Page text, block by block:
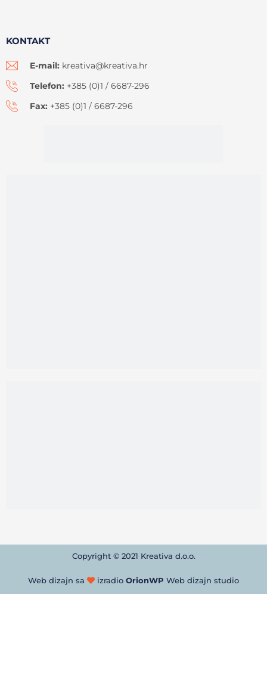
KONTAKT
E-mail: kreativa@kreativa.hr
Telefon: +385 (0)1 / 6687-296
Fax: +385 (0)1 / 6687-296
Copyright © 2021 Kreativa d.o.o.
Web dizajn sa izradio OrionWP Web dizajn studio